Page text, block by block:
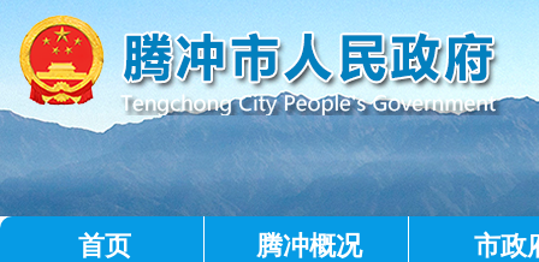
首页 腾冲概况 市政